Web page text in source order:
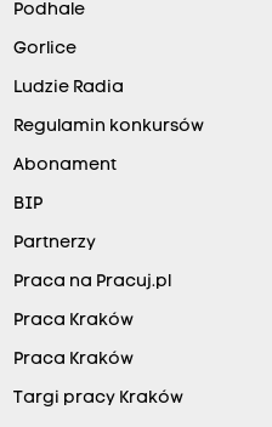
Podhale
Gorlice
Ludzie Radia
Regulamin konkursów
Abonament
BIP
Partnerzy
Praca na Pracuj.pl
Praca Kraków
Praca Kraków
Targi pracy Kraków